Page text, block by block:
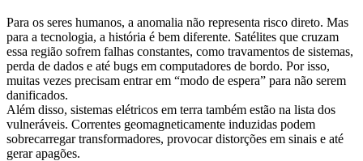
Para os seres humanos, a anomalia não representa risco direto. Mas
para a tecnologia, a história é bem diferente. Satélites que cruzam
essa região sofrem falhas constantes, como travamentos de sistemas,
perda de dados e até bugs em computadores de bordo. Por isso,
muitas vezes precisam entrar em “modo de espera” para não serem
danificados.
Além disso, sistemas elétricos em terra também estão na lista dos
vulneráveis. Correntes geomagneticamente induzidas podem
sobrecarregar transformadores, provocar distorções em sinais e até
gerar apagões.